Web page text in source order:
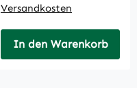
Versandkosten
In den Warenkorb